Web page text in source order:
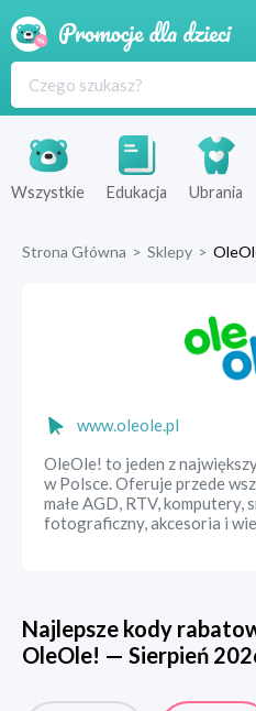
Wszystkie Edukacja Ubrania
Strona Główna > Sklepy >
www.oleole.pl
OleOle! to jeden z
w Polsce. Oferuje przede
małe AGD, RTV, komputery,
fotograficzny, akcesoria i
Najlepsze kody
OleOle! — Sierpień